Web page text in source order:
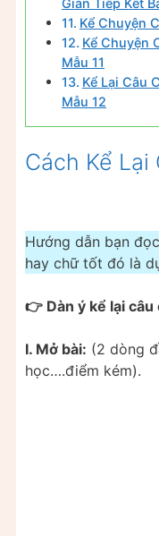
Gián Tiếp Kết
Kể Chuyện
Kể Chuyện
Mẫu 11
Kể Lại Câu
Mẫu 12
Cách Kể Lại
Hướng dẫn bạn
hay chữ tốt đó là
👉 Dàn ý kể lại
I. Mở bài: (2 dòng
học….điểm kém).